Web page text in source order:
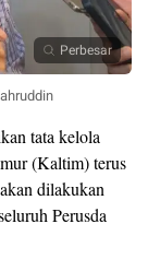
Perbesar
tata kelola
(Kaltim) terus
dilakukan
Perusda